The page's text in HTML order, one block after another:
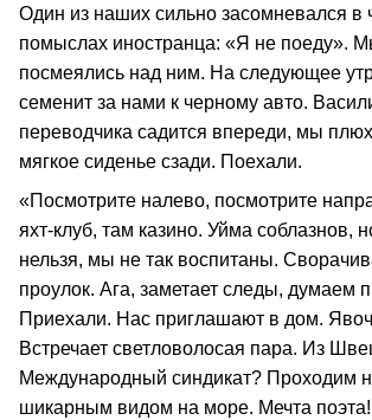
Один из наших сильно засомневался в
помыслах иностранца: «Я не поеду».
посмеялись над ним. На следующее
семенит за нами к черному авто.
переводчика садится впереди, мы
мягкое сиденье сзади. Поехали.
«Посмотрите налево, посмотрите
яхт-клуб, там казино. Уйма соблазнов,
нельзя, мы не так воспитаны.
проулок. Ага, заметает следы, думаем
Приехали. Нас приглашают в дом.
Встречает светловолосая пара. Из
Международный синдикат? Проходим
шикарным видом на море. Мечта